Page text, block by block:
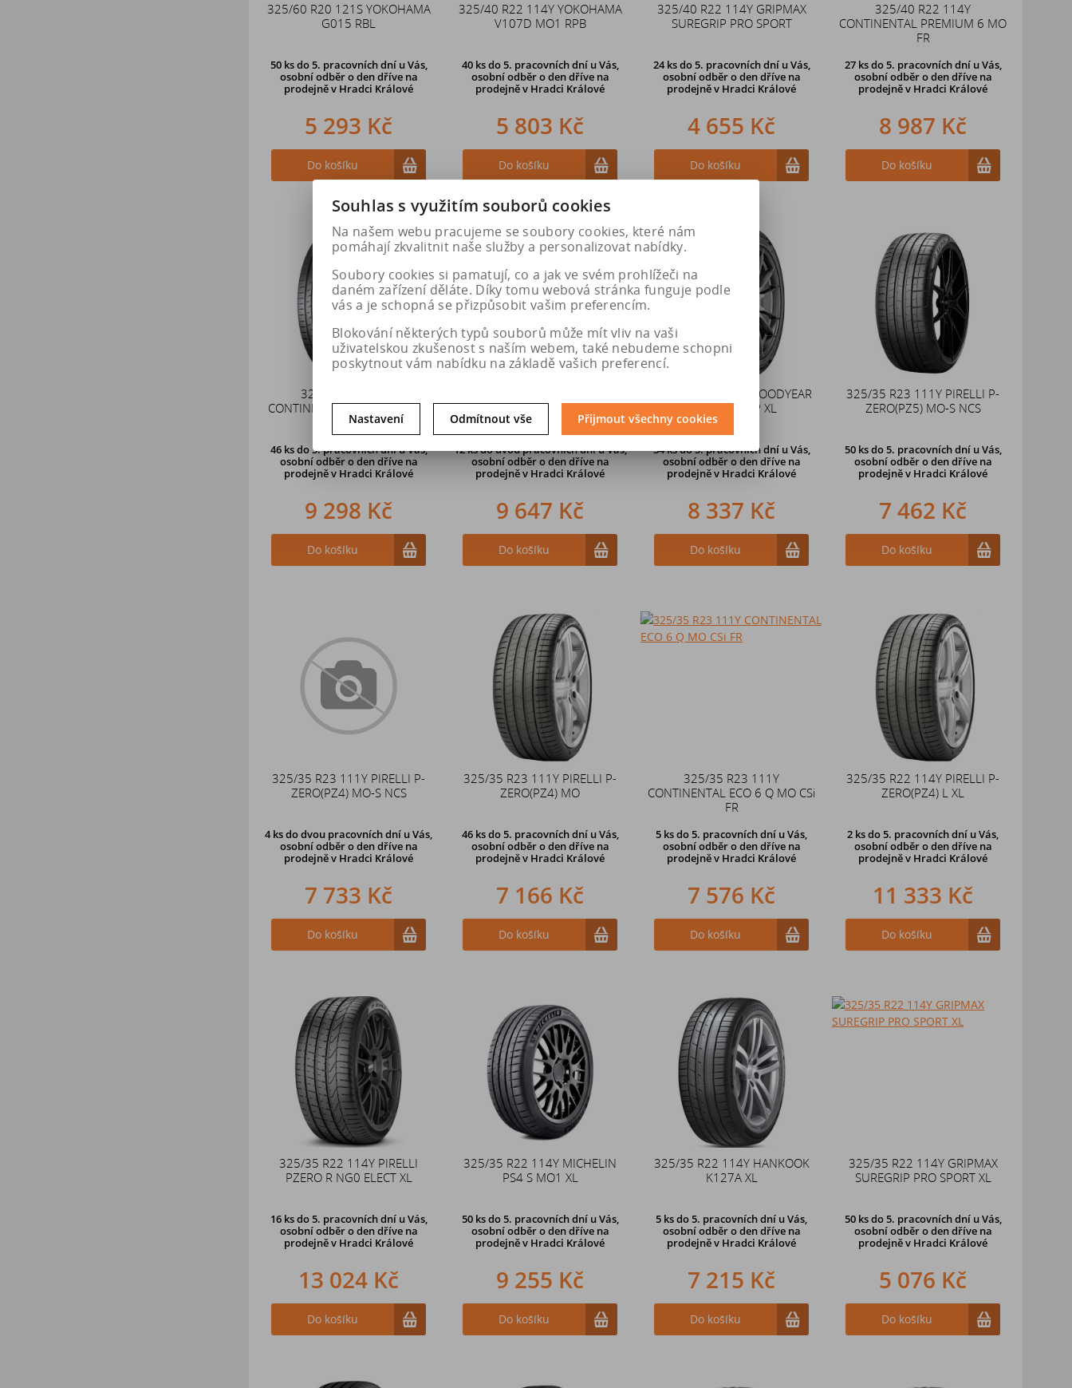
325/60 R20 121S YOKOHAMA
G015 RBL
50 ks do 5. pracovních dní u Vás,
osobní odběr o den dříve na
prodejněv Hradci Králové
5 293 Kč
Do košíku
325/40 R22 114Y YOKOHAMA
V107D MO1 RPB
40 ks do 5. pracovních dní u Vás,
osobní odběr o den dříve na
prodejněv Hradci Králové
5 803 Kč
Do košíku
325/40 R22 114Y GRIPMAX
SUREGRIP PRO SPORT
24 ks do 5. pracovních dní u Vás,
osobní odběr o den dříve na
prodejněv Hradci Králové
4 655 Kč
Do košíku
325/40 R22 114Y
CONTINENTAL PREMIUM 6 MO
FR
27 ks do 5. pracovních dní u Vás,
osobní odběr o den dříve na
prodejněv Hradci Králové
8 987 Kč
Do košíku
325/40 R22 114Y
CONTINENTAL PREMIUM 6 FR
CSi MOS
46 ks do 5. pracovních dní u Vás,
osobní odběr o den dříve na
prodejněv Hradci Králové
9 298 Kč
Do košíku
PS4 S MO1 XL
12 ksdo dvou pracovních dní u Vás,
osobní odběr o den dřívena
prodejně v Hradci Králové
9 647 Kč
Do košíku
325/35 R23 115Y GOODYEAR
F1 ASYM 6 FP XL
34 ksdo 5. pracovních dní u Vás,
osobní odběr o den dříve na
prodejněv Hradci Králové
8 337 Kč
Do košíku
325/35 R23 111Y PIRELLI P-
ZERO(PZ5) MO-S NCS
50 ks do 5. pracovních dní u Vás,
osobní odběr o den dříve na
prodejněv Hradci Králové
7 462 Kč
Do košíku
325/35 R23 111Y PIRELLI P-
ZERO(PZ4) MO-S NCS
4 ksdo dvou pracovních dní u Vás,
osobní odběr o den dřívena
prodejně v Hradci Králové
7 733 Kč
Do košíku
325/35 R23 111Y PIRELLI P-
ZERO(PZ4) MO
46 ks do 5. pracovních dní u Vás,
osobní odběr o den dříve na
prodejněv Hradci Králové
7 166 Kč
Do košíku
325/35 R23 111Y
CONTINENTAL ECO 6 Q MO CSi
FR
5 ksdo 5. pracovních dní u Vás,
osobní odběr o den dříve na
prodejněv Hradci Králové
7 576 Kč
Do košíku
325/35 R22 114Y PIRELLI P-
ZERO(PZ4) L XL
2 ksdo 5. pracovních dní u Vás,
osobní odběr o den dříve na
prodejněv Hradci Králové
11 333 Kč
Do košíku
325/35 R22 114Y PIRELLI
PZERO R NG0 ELECT XL
16 ks do 5. pracovních dní u Vás,
osobní odběr o den dříve na
prodejněv Hradci Králové
13 024 Kč
Do košíku
325/35 R22 114Y MICHELIN
PS4 S MO1 XL
50 ks do 5. pracovních dní u Vás,
osobní odběr o den dříve na
prodejněv Hradci Králové
9 255 Kč
Do košíku
325/35 R22 114Y HANKOOK
K127A XL
5 ksdo 5. pracovních dní u Vás,
osobní odběr o den dříve na
prodejněv Hradci Králové
7 215 Kč
Do košíku
325/35 R22 114Y GRIPMAX
SUREGRIP PRO SPORT XL
50 ks do 5. pracovních dní u Vás,
osobní odběr o den dříve na
prodejněv Hradci Králové
5 076 Kč
Do košíku
Souhlas s využitím souborů cookies
Na našem webu pracujeme se soubory cookies, které nám
pomáhají zkvalitnit naše služby a personalizovat nabídky.
Soubory cookies si pamatují, co a jak ve svém prohlížeči na
daném zařízení děláte. Díky tomu webová stránka funguje podle
vás a je schopná se přizpůsobit vašim preferencím.
Blokování některých typů souborů může mít vliv na vaši
uživatelskou zkušenost s naším webem, také nebudeme schopni
poskytnout vám nabídku na základě vašich preferencí.
Nastavení Odmítnout vše Přijmout všechny cookies